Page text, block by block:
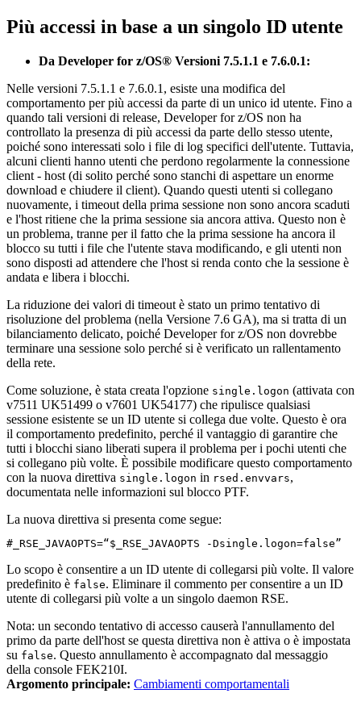
Più accessi in base a un singolo ID utente
Da Developer for z/OS® Versioni 7.5.1.1 e 7.6.0.1:
Nelle versioni 7.5.1.1 e 7.6.0.1, esiste una modifica del
comportamento per più accessi da parte di un unico id utente. Fino a
quando tali versioni di release, Developer for z/OS non ha
controllato la presenza di più accessi da parte dello stesso utente,
poiché sono interessati solo i file di log specifici dell'utente. Tuttavia,
alcuni clienti hanno utenti che perdono regolarmente la connessione
client - host (di solito perché sono stanchi di aspettare un enorme
download e chiudere il client). Quando questi utenti si collegano
nuovamente, i timeout della prima sessione non sono ancora scaduti
e l'host ritiene che la prima sessione sia ancora attiva. Questo non è
un problema, tranne per il fatto che la prima sessione ha ancora il
blocco su tutti i file che l'utente stava modificando, e gli utenti non
sono disposti ad attendere che l'host si renda conto che la sessione è
andata e libera i blocchi.
La riduzione dei valori di timeout è stato un primo tentativo di
risoluzione del problema (nella Versione 7.6 GA), ma si tratta di un
bilanciamento delicato, poiché Developer for z/OS non dovrebbe
terminare una sessione solo perché si è verificato un rallentamento
della rete.
Come soluzione, è stata creata l'opzione single.logon (attivata con
v7511 UK51499 o v7601 UK54177) che ripulisce qualsiasi
sessione esistente se un ID utente si collega due volte. Questo è ora
il comportamento predefinito, perché il vantaggio di garantire che
tutti i blocchi siano liberati supera il problema per i pochi utenti che
si collegano più volte. È possibile modificare questo comportamento
con la nuova direttiva single.logon in rsed.envvars,
documentata nelle informazioni sul blocco PTF.
La nuova direttiva si presenta come segue:
#_RSE_JAVAOPTS=“$_RSE_JAVAOPTS -Dsingle.logon=false”
Lo scopo è consentire a un ID utente di collegarsi più volte. Il valore
predefinito è false. Eliminare il commento per consentire a un ID
utente di collegarsi più volte a un singolo daemon RSE.
Nota: un secondo tentativo di accesso causerà l'annullamento del
primo da parte dell'host se questa direttiva non è attiva o è impostata
su false. Questo annullamento è accompagnato dal messaggio
della console FEK210I.
Argomento principale: Cambiamenti comportamentali